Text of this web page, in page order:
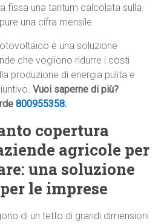
fissa una tantum calcolata sulla
una cifra mensile.
è una soluzione
che vogliono ridurre i costi
produzione di energia pulita e
Vuoi saperne di più?
800955358.
copertura
agricole per
una soluzione
le imprese
di un tetto di grandi dimensioni